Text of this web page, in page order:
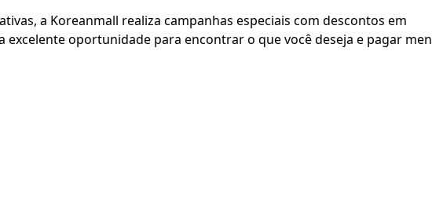
a Koreanmall realiza campanhas especiais com descontos em
excelente oportunidade para encontrar o que você deseja e pagar